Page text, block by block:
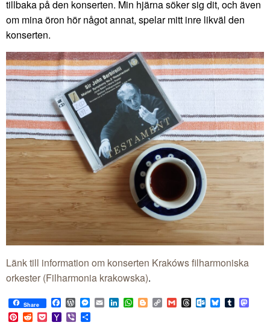
tillbaka på den konserten. Min hjärna söker sig dit, och även
om mina öron hör något annat, spelar mitt inre likväl den
konserten.
Länk till information om konserten Krakóws filharmoniska
orkester (Filharmonia krakowska).
Share Facebook
WordPress
Messenger
EmailLinkedIn
WhatsApp
BloggerCopy
Link
GmailThreadsOutlook.com
BlueskyTumblr
Pinterest
RedditPocketYahoo
Mail
Viber